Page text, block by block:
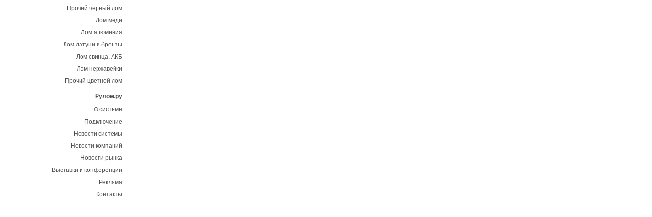
Прочий черный лом
Лом меди
Лом алюминия
Лом латуни и бронзы
Лом свинца, АКБ
Лом нержавейки
Прочий цветной лом
Рулом.ру
О системе
Подключение
Новости системы
Новости компаний
Новости рынка
Выставки и конференции
Реклама
Контакты